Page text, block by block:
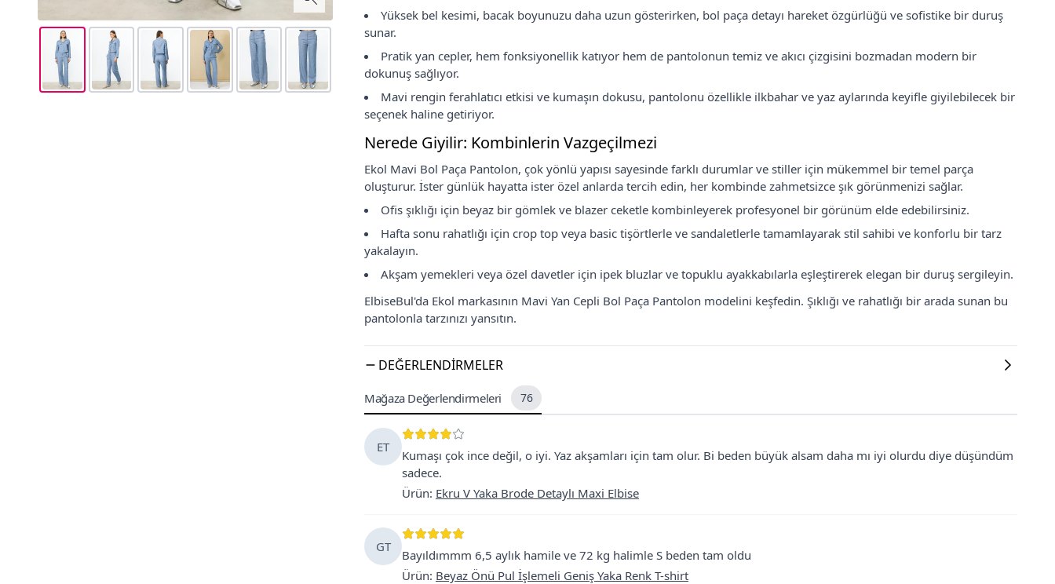
Yüksek bel kesimi, bacak boyunuzu daha uzun gösterirken, bol paça detayı hareket özgürlüğü ve sofistike bir duruş
sunar.
Pratik yan cepler, hem fonksiyonellik katıyor hem de pantolonun temiz ve akıcı çizgisini bozmadan modern bir
dokunuş sağlıyor.
Mavi rengin ferahlatıcı etkisi ve kumaşın dokusu, pantolonu özellikle ilkbahar ve yaz aylarında keyifle giyilebilecek bir
seçenek haline getiriyor.
Nerede Giyilir: Kombinlerin Vazgeçilmezi
Ekol Mavi Bol Paça Pantolon, çok yönlü yapısı sayesinde farklı durumlar ve stiller için mükemmel bir temel parça
oluşturur. İster günlük hayatta ister özel anlarda tercih edin, her kombinde zahmetsizce şık görünmenizi sağlar.
Ofis şıklığı için beyaz bir gömlek ve blazer ceketle kombinleyerek profesyonel bir görünüm elde edebilirsiniz.
Hafta sonu rahatlığı için crop top veya basic tişörtlerle ve sandaletlerle tamamlayarak stil sahibi ve konforlu bir tarz
yakalayın.
Akşam yemekleri veya özel davetler için ipek bluzlar ve topuklu ayakkabılarla eşleştirerek elegan bir duruş sergileyin.
ElbiseBul'da Ekol markasının Mavi Yan Cepli Bol Paça Pantolon modelini keşfedin. Şıklığı ve rahatlığı bir arada sunan bu
pantolonla tarzınızı yansıtın.
DEĞERLENDIRMELER
Mağaza Değerlendirmeleri 76
ET
Kumaşı çok ince değil, o iyi. Yaz akşamları için tam olur. Bi beden büyük alsam daha mı iyi olurdu diye düşündüm
sadece.
Ürün: Ekru V Yaka Brode Detaylı Maxi Elbise
GT
Bayıldımmm 6,5 aylık hamile ve 72 kg halimle S beden tam oldu
Ürün: Beyaz Önü Pul İşlemeli Geniş Yaka Renk T-shirt